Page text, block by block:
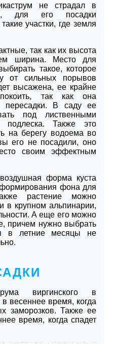
не страдал в
для его посадки
участки, где земля
так как их высота
ширина. Место для
такое, которое
от сильных порывов
высажена, ее крайне
так как она
пересадки. В саду ее
под лиственными
подлеска. Также это
на берегу водоема во
его не посадили, оно
своим эффектным
форма куста
фона для
растение можно
в крупном альпинарии,
А еще его можно
причем нужно выбрать
в летние месяцы не
виргинского в
весеннее время, когда
заморозков. Также ее
время, когда спадет